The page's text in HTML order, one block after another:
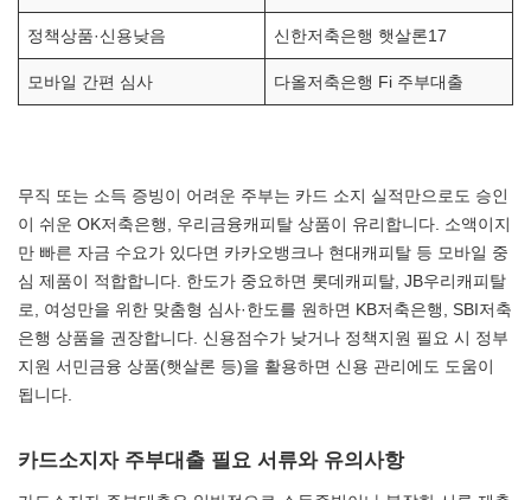
정책상품·신용낮음 신한저축은행 햇살론17
모바일 간편 심사 다올저축은행 Fi 주부대출
무직 또는 소득 증빙이 어려운 주부는 카드 소지 실적만으로도 승인
이 쉬운 OK저축은행, 우리금융캐피탈 상품이 유리합니다. 소액이지
만 빠른 자금 수요가 있다면 카카오뱅크나 현대캐피탈 등 모바일 중
심 제품이 적합합니다. 한도가 중요하면 롯데캐피탈, JB우리캐피탈
로, 여성만을 위한 맞춤형 심사·한도를 원하면 KB저축은행, SBI저축
은행 상품을 권장합니다. 신용점수가 낮거나 정책지원 필요 시 정부
지원 서민금융 상품(햇살론 등)을 활용하면 신용 관리에도 도움이
됩니다.
카드소지자 주부대출 필요 서류와 유의사항